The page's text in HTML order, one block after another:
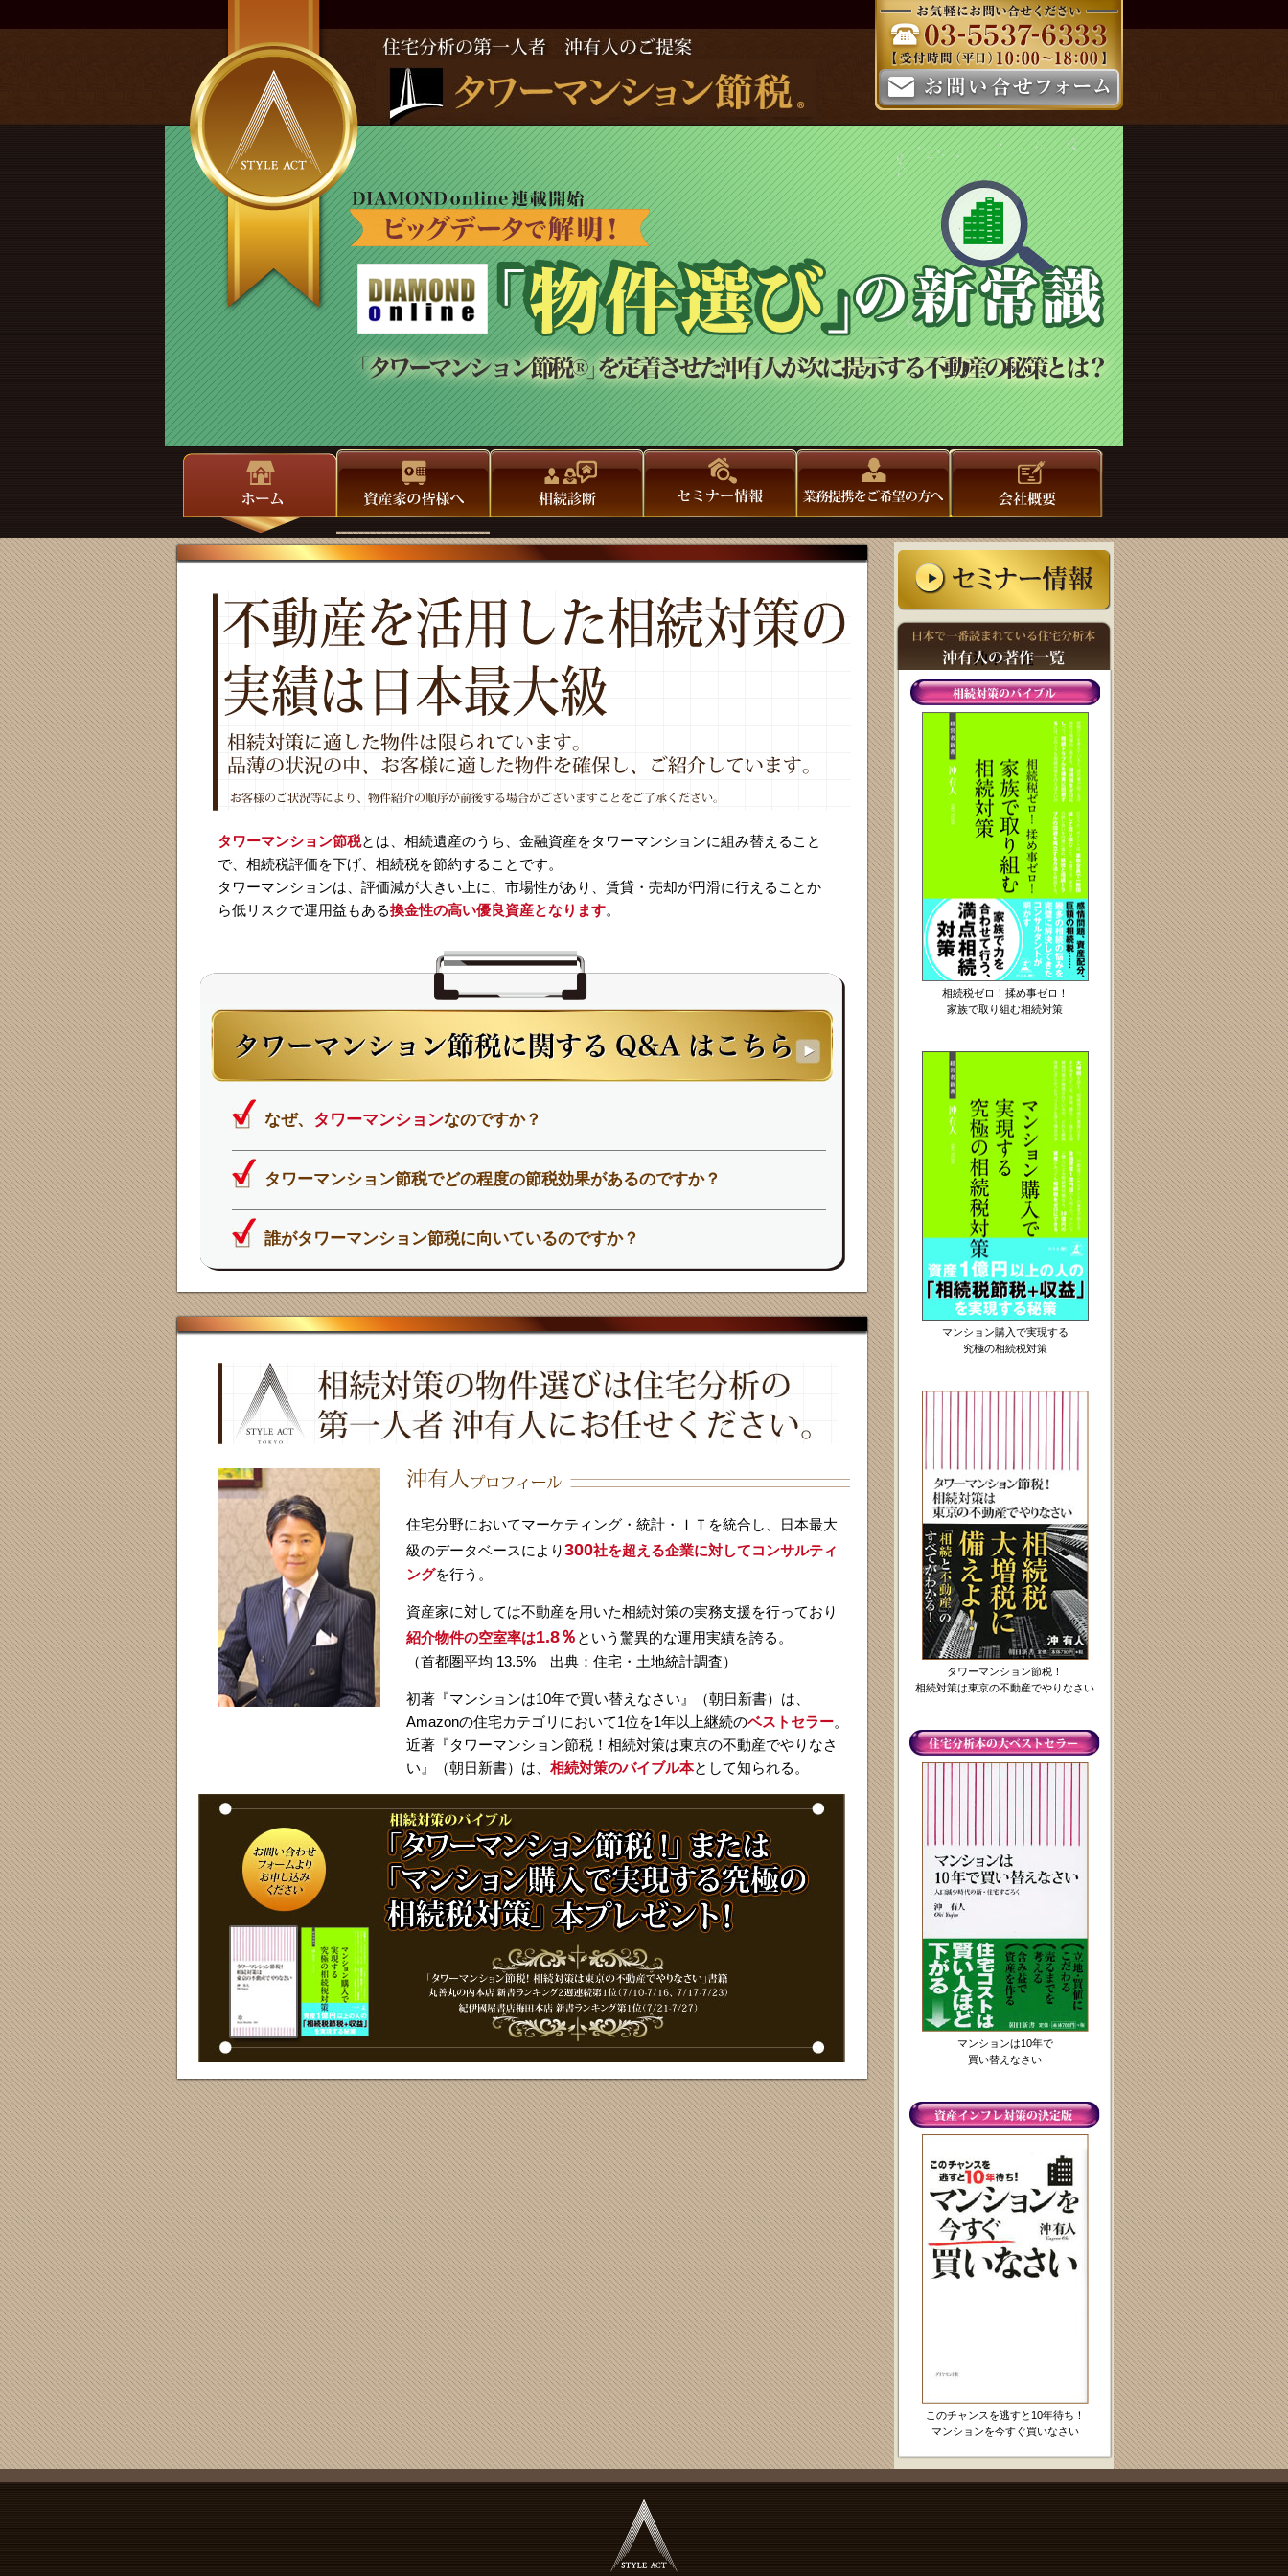
タワーマンション節税とは、相続遺産のうち、金融資産をタワーマンションに組み替えること
で、相続税評価を下げ、相続税を節約することです。
タワーマンションは、評価減が大きい上に、市場性があり、賃貸・売却が円滑に行えることか
ら低リスクで運用益もある換金性の高い優良資産となります。
なぜ、 タワーマンションなのですか？
タワーマンション節税でどの程度の節税効果があるのですか？
誰がタワーマンション節税に向いているのですか？
住宅分野においてマーケティング・統計・ＩＴを統合し、日本最大
級のデータベースにより300社を超える企業に対してコンサルティ
ングを行う。
資産家に対しては不動産を用いた相続対策の実務支援を行っており
紹介物件の空室率は1.8％ という驚異的な運用実績を誇る。
（首都圏平均 13.5% 出典：住宅・土地統計調査）
初著『マンションは10年で買い替えなさい』（朝日新書）は、
Amazonの住宅カテゴリにおいて1位を1年以上継続のベストセラー。
近著『タワーマンション節税！相続対策は東京の不動産でやりなさ
い』（朝日新書）は、 相続対策のバイブル本として知られる。
相続税ゼロ！揉め事ゼロ！
家族で取り組む相続対策
マンション購入で実現する
究極の相続税対策
タワーマンション節税！
相続対策は東京の不動産でやりなさい
マンションは10年で
買い替えなさい
このチャンスを逃すと10年待ち！
マンションを今すぐ買いなさい